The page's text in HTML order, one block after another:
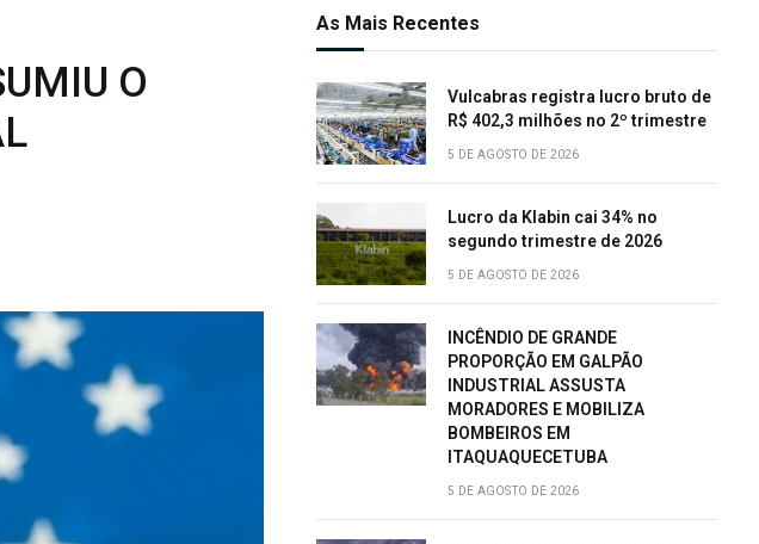
O
As Mais Recentes
Vulcabras registra lucro bruto de
R$ 402,3 milhões no 2º trimestre
5 DE AGOSTO DE 2026
Lucro da Klabin cai 34% no
segundo trimestre de 2026
5 DE AGOSTO DE 2026
INCÊNDIO DE GRANDE
PROPORÇÃO EM GALPÃO
INDUSTRIAL ASSUSTA
MORADORES E MOBILIZA
BOMBEIROS EM
ITAQUAQUECETUBA
5 DE AGOSTO DE 2026